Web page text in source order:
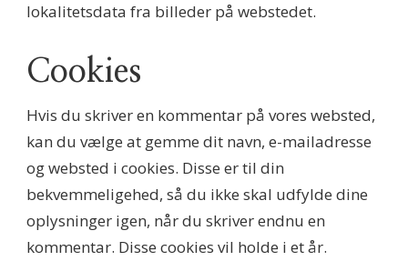
lokalitetsdata fra billeder på webstedet.
Cookies
Hvis du skriver en kommentar på vores websted,
kan du vælge at gemme dit navn, e-mailadresse
og websted i cookies. Disse er til din
bekvemmeligehed, så du ikke skal udfylde dine
oplysninger igen, når du skriver endnu en
kommentar. Disse cookies vil holde i et år.